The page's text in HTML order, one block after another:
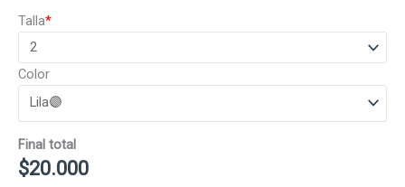
*
Talla
Color
Final total
$20.000